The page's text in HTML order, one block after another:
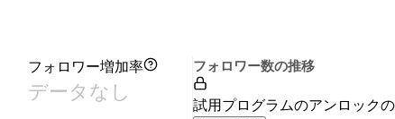
フォロワー増加率
データなし
フォロワー数の推移
試用プログラムのアンロックの